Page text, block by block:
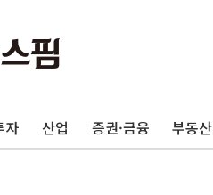
자 산업 증권·금융 부동산
도 부동산 규제 철폐
피서객 7명 고립…전원 구조
이상 폭우…호우경보 발효
열질환 여부 조사